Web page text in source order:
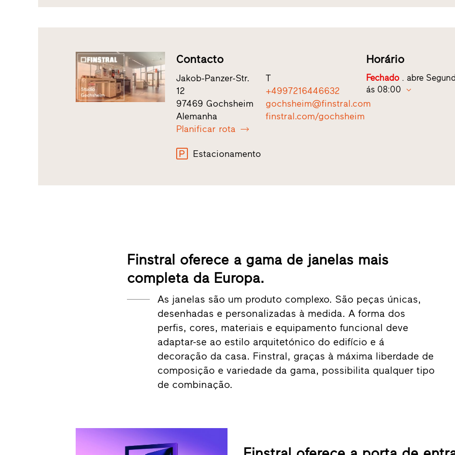
Contacto
Jakob-Panzer-Str.
12
97469 Gochsheim
Alemanha
Planificar rota
T
+4997216446632
gochsheim@finstral.com
finstral.com/gochsheim
Estacionamento
Horário
Fechado. abre
ás 08:00
Finstral oferece a gama de janelas mais
completa da Europa.
As janelas são um produto complexo. São peças únicas,
desenhadas e personalizadas à medida. A forma dos
perfis, cores, materiais e equipamento funcional deve
adaptar-se ao estilo arquitetónico do edifício e á
decoração da casa. Finstral, graças à máxima liberdade de
composição e variedade da gama, possibilita qualquer tipo
de combinação.